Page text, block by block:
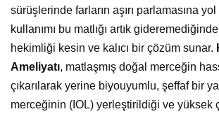
sürüşlerinde farların aşırı parlamasına
kullanımı bu matlığı artık
hekimliği kesin ve kalıcı bir çözüm sunar.
Ameliyatı, matlaşmış doğal merceğin
çıkarılarak yerine biyouyumlu, şeffaf bir
merceğinin (IOL) yerleştirildiği ve yüksek